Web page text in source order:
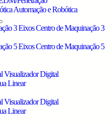
Automação e Robótica
3 EixosCentro de Maquinação 3
5 EixosCentro de Maquinação 5
Visualizador Digital
Linear
Visualizador Digital
Linear